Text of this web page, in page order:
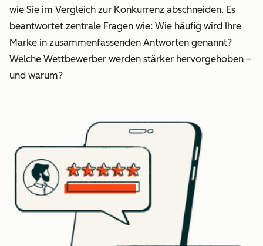
wie Sie im Vergleich zur Konkurrenz abschneiden. Es
beantwortet zentrale Fragen wie: Wie häufig wird Ihre
Marke in zusammenfassenden Antworten genannt?
Welche Wettbewerber werden stärker hervorgehoben –
und warum?